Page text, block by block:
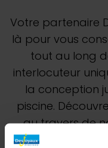
Votre partenaire
là pour vous
tout au long
interlocuteur
la conception
piscine.
au travers de
N'hésitez pas à